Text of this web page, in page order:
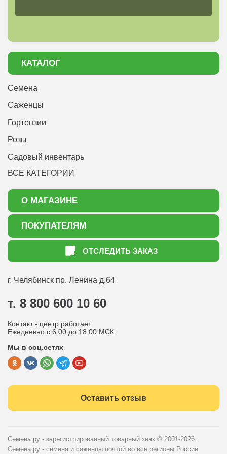
вредителей на лилиях: опрыскивание растений
КАТАЛОГ
Семена
Саженцы
Гортензии
Розы
Садовый инвентарь
ВСЕ КАТЕГОРИИ
О МАГАЗИНЕ
О нас
Акции
ПОКУПАТЕЛЯМ
Как оформить заказ
Статьи садоводу
Оптовым покупателям
Политика конфиденциальности
Публичная оферта
ОТСЛЕДИТЬ ЗАКАЗ
г. Челябинск пр. Ленина д.64
т. 8 800 600 10 60
Контакт - центр работает
Ежедневно с 6:00 до 18:00 МСК
Мы в соц.сетях
Оставить отзыв
Семена.ру - зарегистрированный товарный знак © 2001-2026.
Семена.ру - семена и саженцы почтой во все регионы России